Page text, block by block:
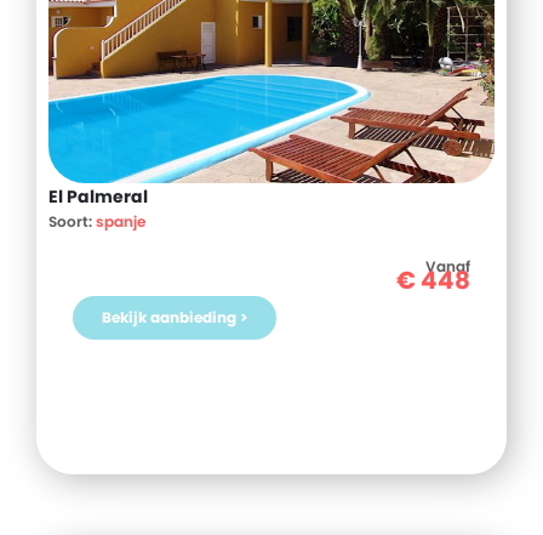
El Palmeral
Soort:spanje
Vanaf
€448
Bekijk aanbieding >